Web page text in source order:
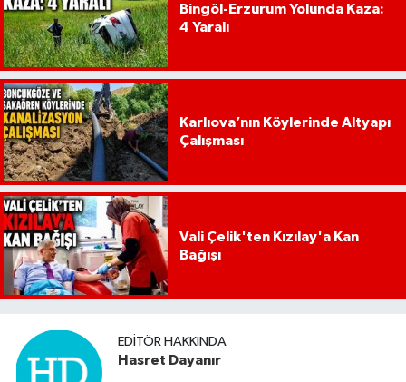
Bingöl-Erzurum Yolunda Kaza:
4 Yaralı
Karlıova’nın Köylerinde Altyapı
Çalışması
Vali Çelik'ten Kızılay'a Kan
Bağışı
EDITÖR HAKKINDA
Hasret Dayanır